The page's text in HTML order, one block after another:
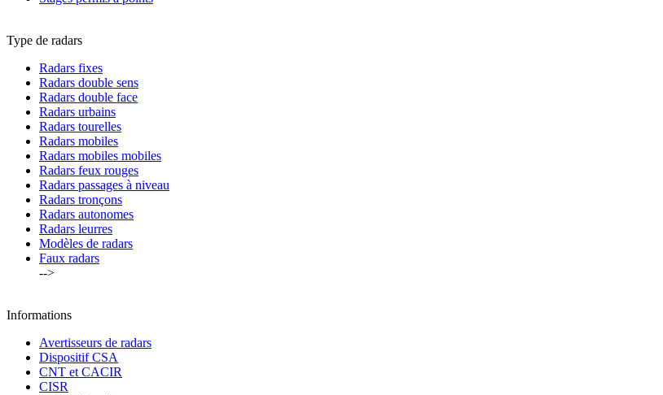
Type de radars
Radars fixes
Radars double sens
Radars double face
Radars urbains
Radars tourelles
Radars mobiles
Radars mobiles mobiles
Radars feux rouges
Radars passages à niveau
Radars tronçons
Radars autonomes
Radars leurres
Modèles de radars
Faux radars
-->
Informations
Avertisseurs de radars
Dispositif CSA
CNT et CACIR
CISR